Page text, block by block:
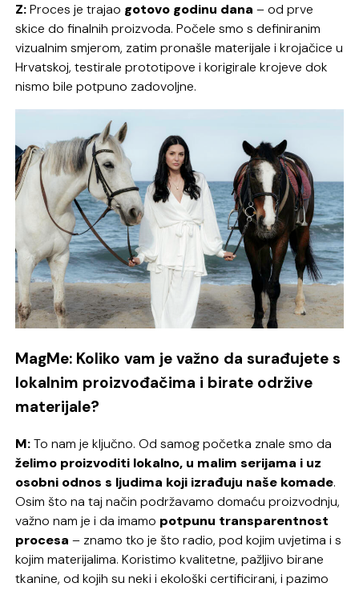
Z:Proces je trajao gotovo godinu dana – od prve
skice do finalnih proizvoda. Počele smo s definiranim
vizualnim smjerom, zatim pronašle materijale i krojačice u
Hrvatskoj, testirale prototipove i korigirale krojeve dok
nismo bile potpuno zadovoljne.
MagMe: Koliko vam je važno da surađujete s
lokalnim proizvođačima i birate održive
materijale?
M:To nam je ključno. Od samog početka znale smo da
želimo proizvoditi lokalno, u malim serijama i uz
osobni odnos s ljudima koji izrađuju naše komade.
Osim što na taj način podržavamo domaću proizvodnju,
važno nam je i da imamo potpunu transparentnost
procesa – znamo tko je što radio, pod kojim uvjetima i s
kojim materijalima. Koristimo kvalitetne, pažljivo birane
tkanine, od kojih su neki i ekološki certificirani, i pazimo